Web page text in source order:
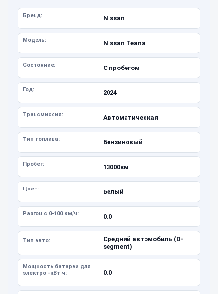
Бренд: Nissan
Модель: Nissan Teana
Состояние: С пробегом
Год: 2024
Трансмиссия: Автоматическая
Тип топлива: Бензиновый
Пробег: 13000км
Цвет: Белый
Разгон с 0-100 км/ч: 0.0
Тип авто:
Средний автомобиль (D-
segment)
Мощность батареи для
электро -кВт·ч:
0.0